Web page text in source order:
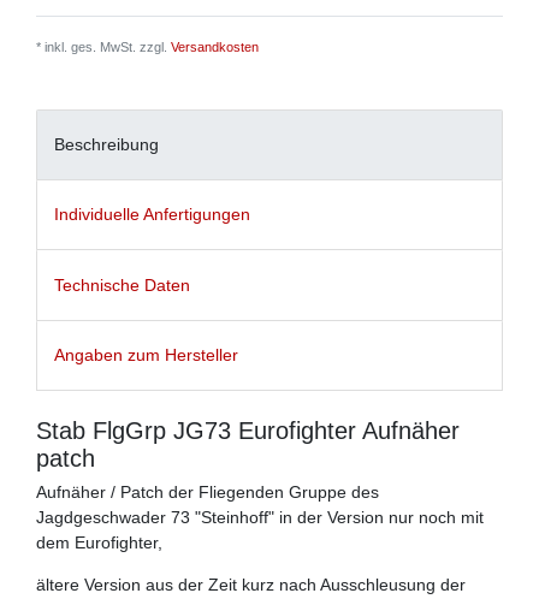
* inkl. ges. MwSt. zzgl. Versandkosten
Beschreibung
Individuelle Anfertigungen
Technische Daten
Angaben zum Hersteller
Stab FlgGrp JG73 Eurofighter Aufnäher
patch
Aufnäher / Patch der Fliegenden Gruppe des
Jagdgeschwader 73 "Steinhoff" in der Version nur noch mit
dem Eurofighter,
ältere Version aus der Zeit kurz nach Ausschleusung der